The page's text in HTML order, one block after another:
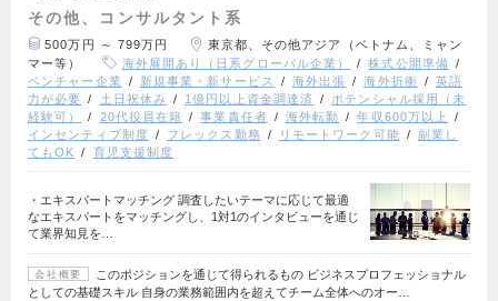
その他、コンサルタント系
500万円 ～ 799万円
東京都、その他アジア（ベトナム、ミャン
マー等）
海外展開あり（日系グローバル企業）
株式公開準備
ベンチャー企業
新規事業・新サービス 海外出張 海外折衝
英語
力が必要
土日祝休み 1億円以上資金調達済
ポテンシャル採用（未
経験可）
20代役員在籍 事業責任者 海外転勤
年収600万以上
インセンティブ制度
フレックス勤務 リモートワーク可能
副業し
てもOK
育児支援制度
・エキスパートマッチング 調査したいテーマに応じて最適
なエキスパートをマッチングし、1対1のインタビューを通じ
て業界知見を…
会社概要
このポジションを通じて得られるもの ビジネスプロフェッショナル
としての基礎スキル 自身の業務範囲内を超えてチーム全体へのオー…